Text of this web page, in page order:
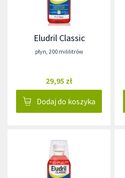
Eludril Classic
płyn 200 mililitrów
29,95 zł
Dodaj do koszyka